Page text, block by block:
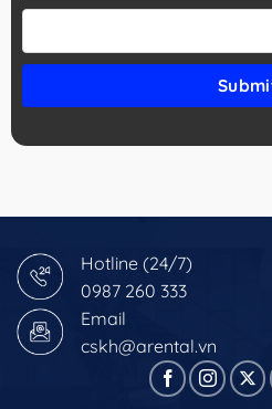
Hotline (24/7)
0987 260 333
Email
cskh@arental.vn